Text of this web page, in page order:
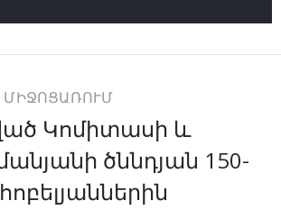
Կոմիտասի և
ծննդյան 150-